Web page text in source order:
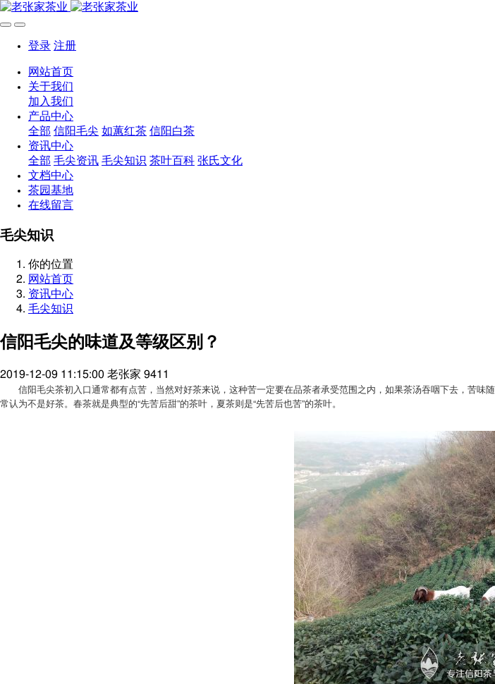
登录 注册
网站首页
关于我们
加入我们
产品中心
全部 信阳毛尖 如蕙红茶 信阳白茶
资讯中心
全部 毛尖资讯 毛尖知识 茶叶百科 张氏文化
文档中心
茶园基地
在线留言
毛尖知识
你的位置
网站首页
资讯中心
毛尖知识
信阳毛尖的味道及等级区别？
2019-12-09 11:15:00 老张家 9411
信阳毛尖茶初入口通常都有点苦，当然对好茶来说，这种苦一定要在品茶者承受范围之内，如果茶汤吞咽下去，苦
常认为不是好茶。春茶就是典型的“先苦后甜”的茶叶，夏茶则是“先苦后也苦”的茶叶。